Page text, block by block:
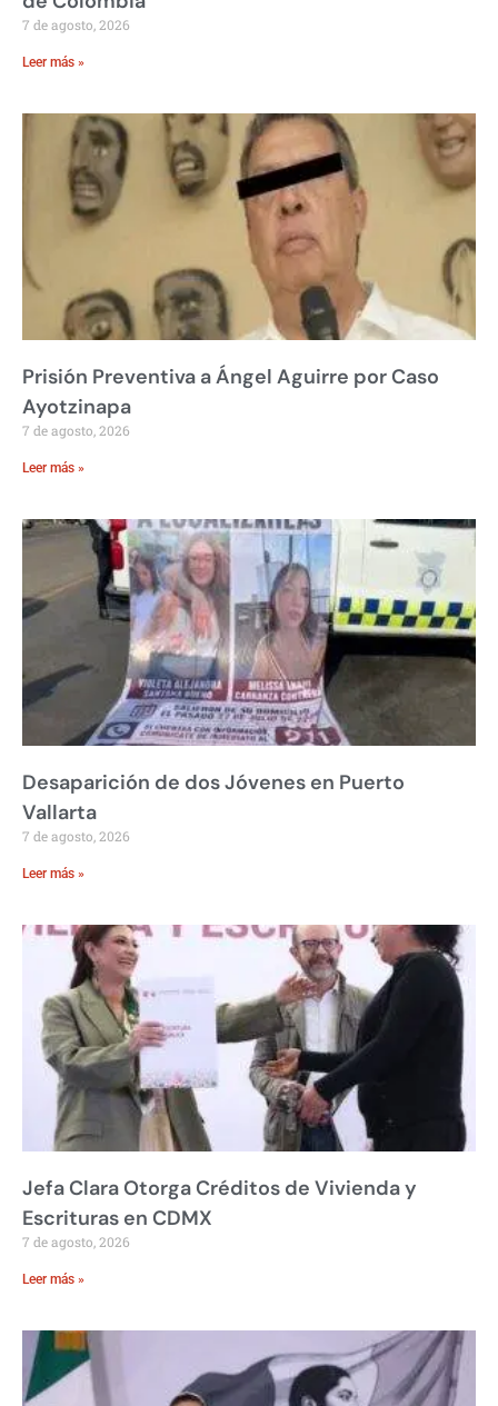
7 de agosto, 2026
Leer más »
Prisión Preventiva a Ángel Aguirre por Caso
Ayotzinapa
7 de agosto, 2026
Leer más »
Desaparición de dos Jóvenes en Puerto
Vallarta
7 de agosto, 2026
Leer más »
Jefa Clara Otorga Créditos de Vivienda y
Escrituras en CDMX
7 de agosto, 2026
Leer más »